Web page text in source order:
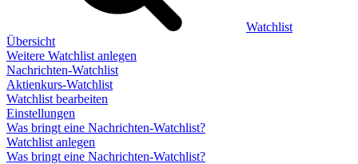
Watchlist
Übersicht
Weitere Watchlist anlegen
Nachrichten-Watchlist
Aktienkurs-Watchlist
Watchlist bearbeiten
Einstellungen
Was bringt eine Nachrichten-Watchlist?
Watchlist anlegen
Was bringt eine Nachrichten-Watchlist?